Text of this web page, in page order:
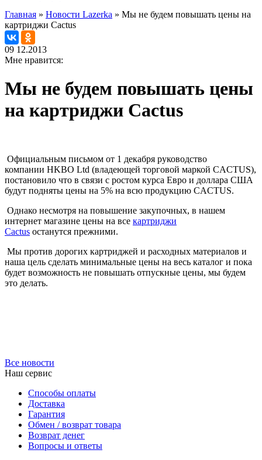
Главная » Новости Lazerka » Мы не будем повышать цены на
картриджи Cactus
09 12.2013
Мне нравится:
Мы не будем повышать цены
на картриджи Cactus
Официальным письмом от 1 декабря руководство
компании HKBO Ltd (владеющей торговой маркой CACTUS),
постановило что в связи с ростом курса Евро и доллара США
будут подняты цены на 5% на всю продукцию CACTUS.
Однако несмотря на повышение закупочных, в нашем
интернет магазине цены на все картриджи
Cactus останутся прежними.
Мы против дорогих картриджей и расходных материалов и
наша цель сделать минимальные цены на весь каталог и пока
будет возможность не повышать отпускные цены, мы будем
это делать.
Все новости
Наш сервис
Способы оплаты
Доставка
Гарантия
Обмен / возврат товара
Возврат денег
Вопросы и ответы